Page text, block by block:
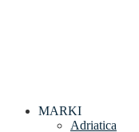
MARKI
Adriatica